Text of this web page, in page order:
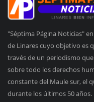
"Séptima Página Noticias"
de Linares cuyo objetivo es
través de un periodismo
sobre todo los derechos
constante del Maule sur, el
durante los últimos 50 años.